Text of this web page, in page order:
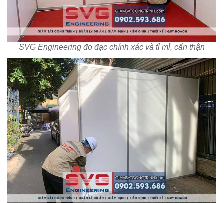
SVG Engineering đo đạc chính xác và tỉ mỉ, cẩn thận